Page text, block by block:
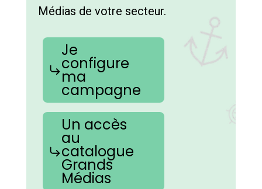
Médias de votre secteur.
Je
configure
ma
campagne
Un accès
au
catalogue
Grands
Médias